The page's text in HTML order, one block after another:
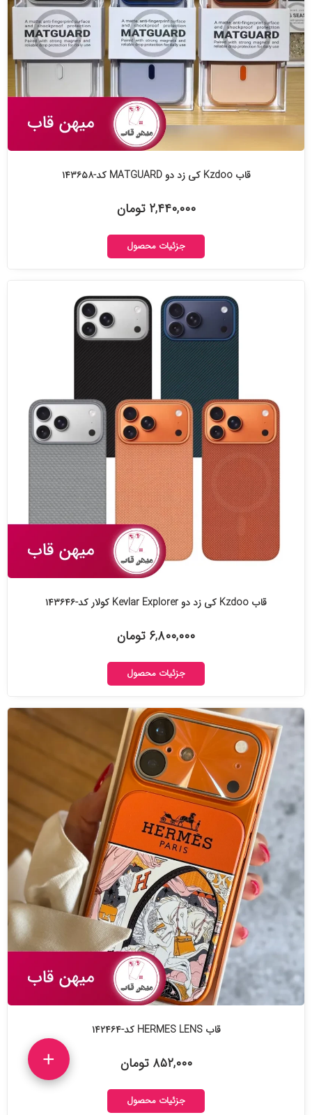
قاب Kzdoo کی زد دو MATGUARD کد-۱۴۳۶۵۸
۲,۴۴۰,۰۰۰ تومان
جزئیات محصول
قاب Kzdoo کی زد دو Kevlar Explorer کولار کد-۱۴۳۶۴۶
۶,۸۰۰,۰۰۰ تومان
جزئیات محصول
قاب HERMES LENS کد-۱۴۲۴۶۴
۸۵۲,۰۰۰ تومان
جزئیات محصول
+